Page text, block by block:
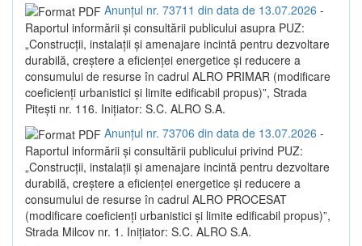
Anunțul nr. 73711 din data de 13.07.2026 -
Raportul informării și consultării publicului asupra PUZ:
„Construcții, instalații și amenajare incintă pentru dezvoltare
durabilă, creștere a eficienței energetice și reducere a
consumului de resurse în cadrul ALRO PRIMAR (modificare
coeficienți urbanistici și limite edificabil propus)”, Strada
Pitești nr. 116. Inițiator: S.C. ALRO S.A.
Anunțul nr. 73706 din data de 13.07.2026 -
Raportul informării și consultării publicului privind PUZ:
„Construcții, instalații și amenajare incintă pentru dezvoltare
durabilă, creștere a eficienței energetice și reducere a
consumului de resurse în cadrul ALRO PROCESAT
(modificare coeficienți urbanistici și limite edificabil propus)”,
Strada Milcov nr. 1. Inițiator: S.C. ALRO S.A.